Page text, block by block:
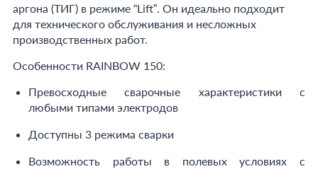
аргона (ТИГ) в режиме “Lift”. Он идеально подходит
для технического обслуживания и несложных
производственных работ.
Особенности RAINBOW 150:
Превосходные сварочные характеристики с
любыми типами электродов
Доступны 3 режима сварки
Возможность работы в полевых условиях с